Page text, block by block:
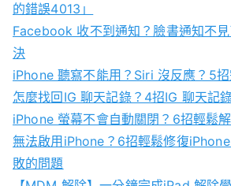
的錯誤4013」
Facebook 收不到通知？臉書通知不
決
iPhone 聽寫不能用？Siri 沒反應？5
怎麼找回IG 聊天記錄？4招IG 聊天記
iPhone 螢幕不會自動關閉？6招輕鬆
無法啟用iPhone？6招輕鬆修復
敗的問題